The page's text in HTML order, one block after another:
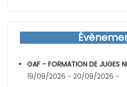
GAF - FORMATION DE JUGES
19/09/2026 - 20/09/2026 -